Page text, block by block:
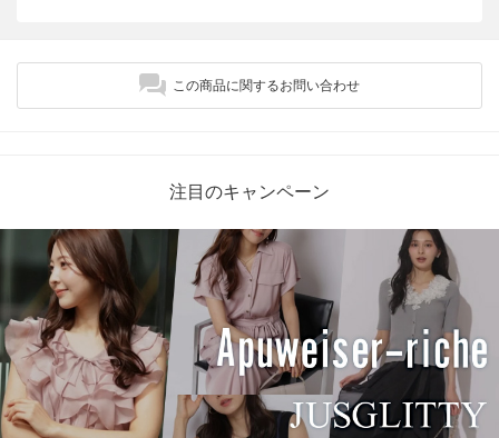
この商品に関するお問い合わせ
注目のキャンペーン